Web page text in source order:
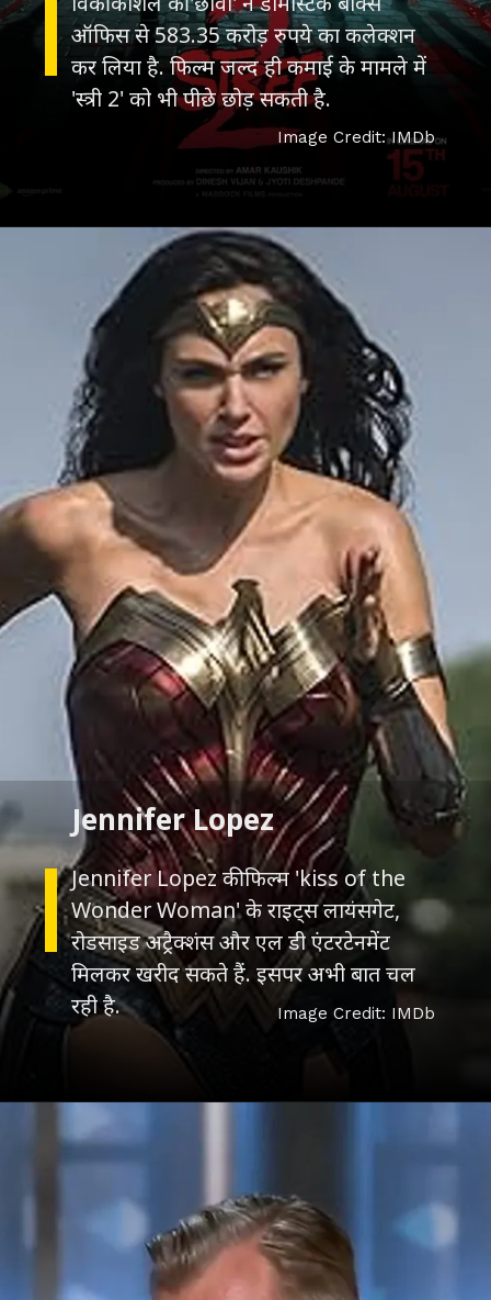
ऑफिस से 583.35 करोड़ रुपये का कलेक्शन
कर लिया है. फिल्म जल्द ही कमाई के मामले में
Image Credit: IMDb
Jennifer Lopez की फिल्म 'kiss of the
Wonder Woman' के राइट्स लायंसगेट,
रोडसाइड अट्रैक्शंस और एल डी एंटरटेनमेंट
मिलकर खरीद सकते हैं. इसपर अभी बात चल
रही है.
Jennifer Lopez
Image Credit: IMDb